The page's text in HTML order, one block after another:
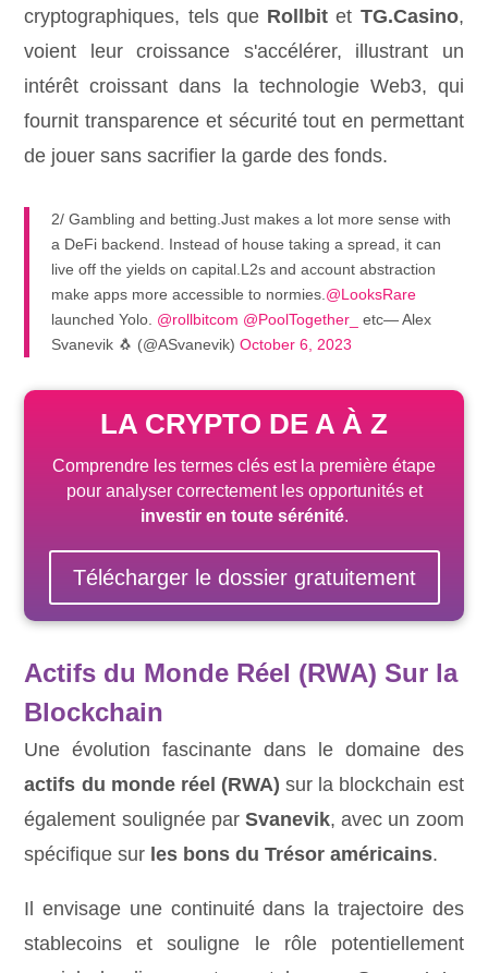
cryptographiques, tels que Rollbit et TG.Casino,
voient leur croissance s'accélérer, illustrant un
intérêt croissant dans la technologie Web3, qui
fournit transparence et sécurité tout en permettant
de jouer sans sacrifier la garde des fonds.
2/ Gambling and betting.Just makes a lot more sense with
a DeFi backend. Instead of house taking a spread, it can
live off the yields on capital.L2s and account abstraction
make apps more accessible to normies. @LooksRare
launched Yolo. @rollbitcom @PoolTogether_
etc— Alex
Svanevik 🐧 (@ASvanevik)October 6, 2023
LA CRYPTO DE A À Z
Comprendre les termes clés est la première étape
pour analyser correctement les opportunités et
investir en toute sérénité.
Télécharger le dossier gratuitement
Actifs du Monde Réel (RWA) Sur la
Blockchain
Une évolution fascinante dans le domaine des
actifs du monde réel (RWA) sur la blockchain est
également soulignée par Svanevik, avec un zoom
spécifique sur les bons du Trésor américains.
Il envisage une continuité dans la trajectoire des
stablecoins et souligne le rôle potentiellement